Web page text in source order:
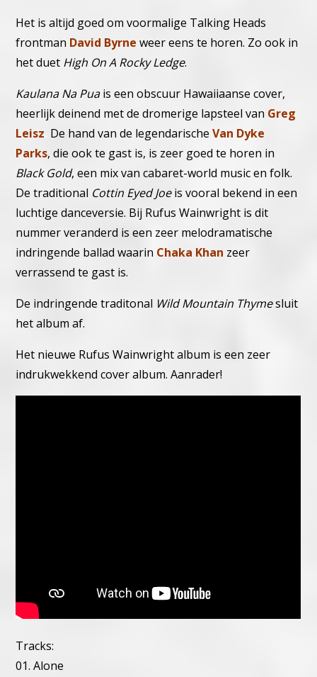
Het is altijd goed om voormalige Talking Heads
frontman David Byrne weer eens te horen. Zo ook in
het duet High On A Rocky Ledge.
Kaulana Na Puais een obscuur Hawaiiaanse cover,
heerlijk deinend met de dromerige lapsteel van Greg
Leisz De hand van de legendarischeVan Dyke
Parks, die ook te gast is, is zeer goed te horen in
Black Gold, een mix van cabaret-world music en folk.
De traditional Cottin Eyed Joeis vooral bekend in een
luchtige danceversie. Bij Rufus Wainwright is dit
nummer veranderd is een zeer melodramatische
indringende ballad waarin Chaka Khan zeer
verrassend te gast is.
De indringende traditonal Wild Mountain Thymesluit
het album af.
Het nieuwe Rufus Wainwright album is een zeer
indrukwekkend cover album. Aanrader!
Tracks:
01. Alone